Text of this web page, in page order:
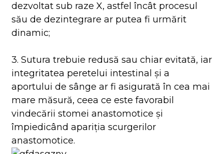
dezvoltat sub raze X, astfel încât procesul
său de dezintegrare ar putea fi urmărit
dinamic;
3. Sutura trebuie redusă sau chiar evitată, iar
integritatea peretelui intestinal și a
aportului de sânge ar fi asigurată în cea mai
mare măsură, ceea ce este favorabil
vindecării stomei anastomotice și
împiedicând apariția scurgerilor
anastomotice.